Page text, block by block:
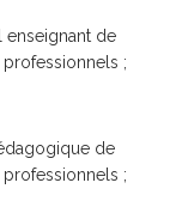
enseignant de
professionnels ;
de
professionnels ;